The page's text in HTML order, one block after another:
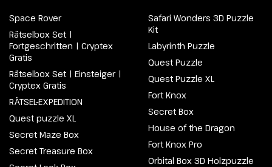
Space Rover
Rätselbox Set |
Fortgeschritten | Cryptex
Gratis
Rätselbox Set | Einsteiger |
Cryptex Gratis
RÄTSEL-EXPEDITION
Quest puzzle XL
Secret Maze Box
Secret Treasure Box
Safari Wonders 3D Puzzle
Kit
Labyrinth Puzzle
Quest Puzzle
Quest Puzzle XL
Fort Knox
Secret Box
House of the Dragon
Fort Knox Pro
Orbital Box 3D Holzpuzzle